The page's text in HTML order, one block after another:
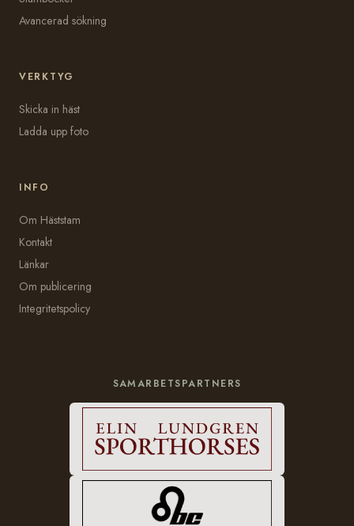
Avancerad sökning
VERKTYG
Skicka in häst
Ladda upp foto
INFO
Om Häststam
Kontakt
Länkar
Om publicering
Integritetspolicy
SAMARBETSPARTNERS